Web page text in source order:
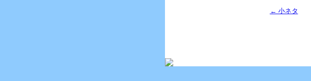
← 小ネタ